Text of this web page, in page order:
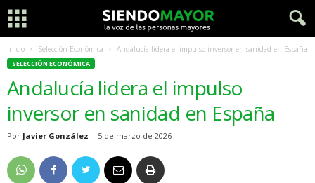
Inicio Selección Económica Andalucía lidera el impulso inversor en sanidad en España
SELECCIÓN ECONÓMICA
Andalucía lidera el impulso
inversor en sanidad en España
Por Javier González - 5 de marzo de 2026